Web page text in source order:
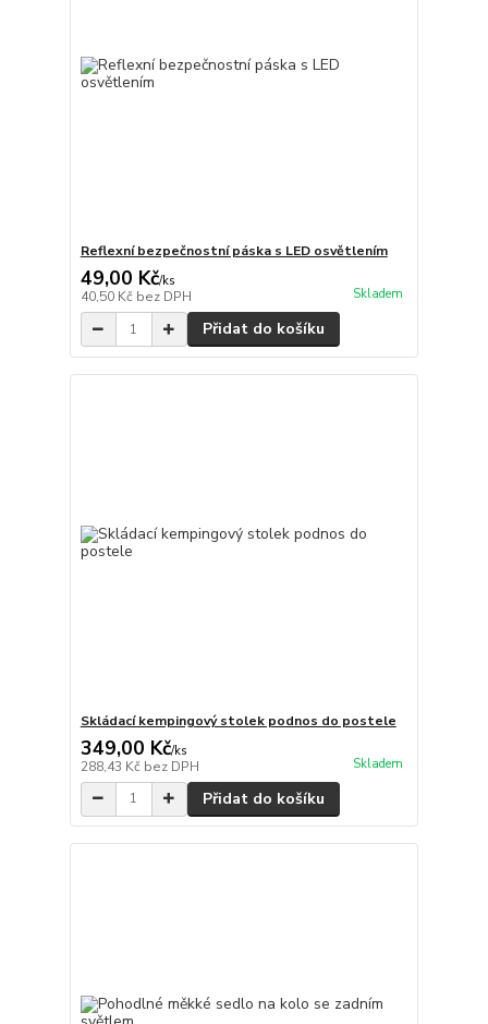
Reflexní bezpečnostní páska s LED osvětlením
49,00 Kč/ks
40,50 Kč bez DPH Skladem
Přidat do košíku
Skládací kempingový stolek podnos do postele
349,00 Kč/ks
288,43 Kč bez DPH Skladem
Přidat do košíku